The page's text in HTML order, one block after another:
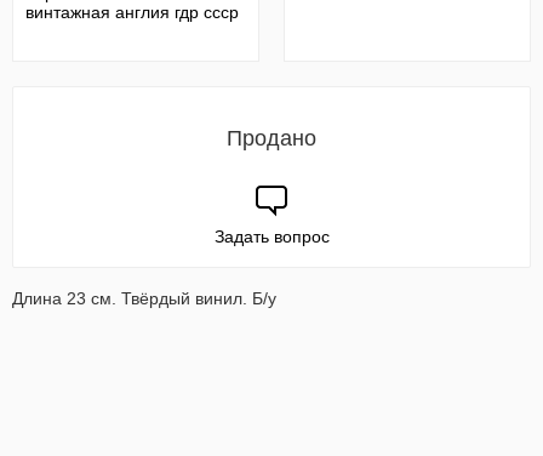
винтажная англия гдр ссср
Продано
Задать вопрос
Длина 23 см. Твёрдый винил. Б/у